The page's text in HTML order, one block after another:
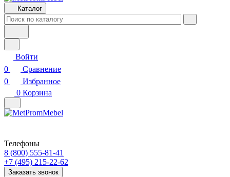
Каталог
Войти
0
Сравнение
0
Избранное
0 Корзина
Телефоны
8 (800) 555-81-41
+7 (495) 215-22-62
Заказать звонок